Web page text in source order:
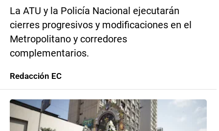
La ATU y la Policía Nacional ejecutarán
cierres progresivos y modificaciones en el
Metropolitano y corredores
complementarios.
Redacción EC